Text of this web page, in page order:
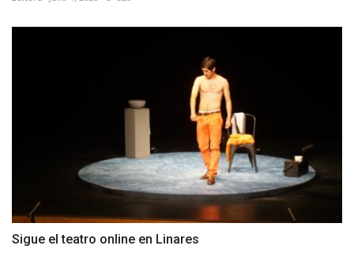
Sigue el teatro online en Linares